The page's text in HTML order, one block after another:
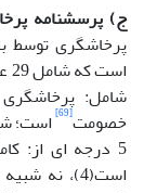
ج) پرسشنامه
پرخاشگری توسط
شامل:
خصومت[69]
است؛